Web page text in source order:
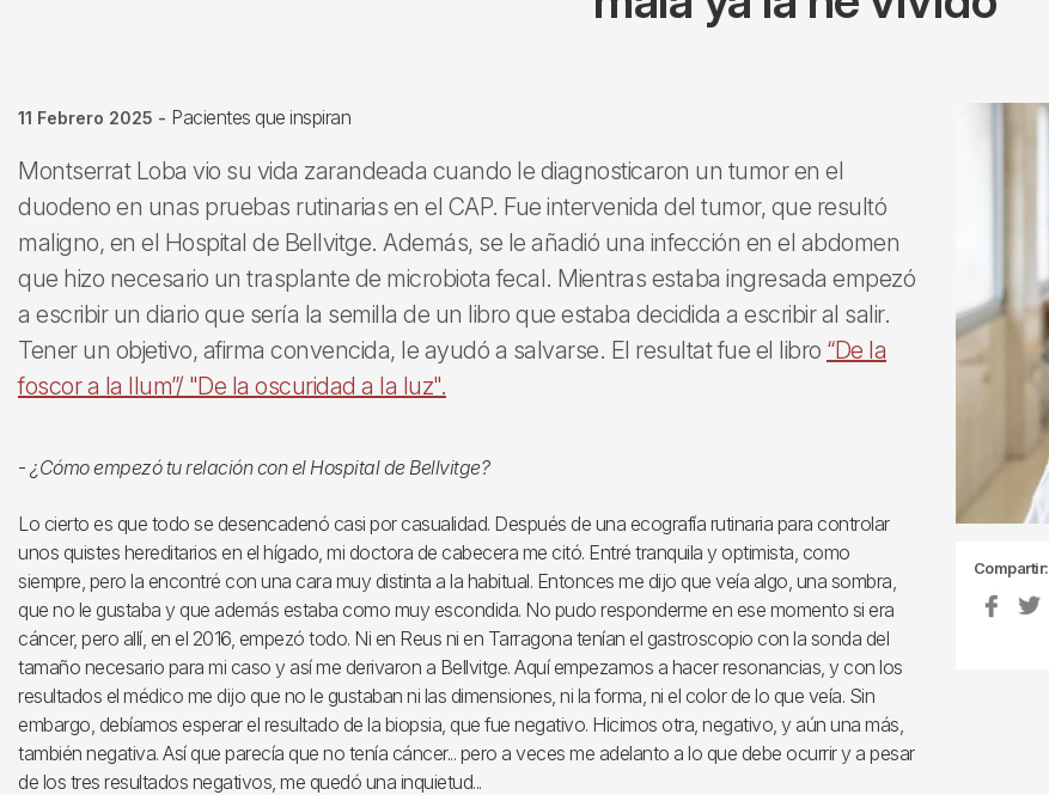
11 Febrero 2025 - Pacientes que inspiran
Montserrat Loba vio su vida zarandeada cuando le diagnosticaron un tumor en el
duodeno en unas pruebas rutinarias en el CAP. Fue intervenida del tumor, que resultó
maligno, en el Hospital de Bellvitge. Además, se le añadió una infección en el abdomen
que hizo necesario un trasplante de microbiota fecal. Mientras estaba ingresada empezó
a escribir un diario que sería la semilla de un libro que estaba decidida a escribir al salir.
Tener un objetivo, afirma convencida, le ayudó a salvarse. El resultat fue el libro “De la
foscor a la llum”/ "De la oscuridad a la luz".
- ¿Cómo empezó tu relación con el Hospital de Bellvitge?
Lo cierto es que todo se desencadenó casi por casualidad. Después de una ecografía rutinaria para controlar
unos quistes hereditarios en el hígado, mi doctora de cabecera me citó. Entré tranquila y optimista, como
siempre, pero la encontré con una cara muy distinta a la habitual. Entonces me dijo que veía algo, una sombra,
que no le gustaba y que además estaba como muy escondida. No pudo responderme en ese momento si era
cáncer, pero allí, en el 2016, empezó todo. Ni en Reus ni en Tarragona tenían el gastroscopio con la sonda del
tamaño necesario para mi caso y así me derivaron a Bellvitge. Aquí empezamos a hacer resonancias, y con los
resultados el médico me dijo que no le gustaban ni las dimensiones, ni la forma, ni el color de lo que veía. Sin
embargo, debíamos esperar el resultado de la biopsia, que fue negativo. Hicimos otra, negativo, y aún una más,
también negativa. Así que parecía que no tenía cáncer... pero a veces me adelanto a lo que debe ocurrir y a pesar
de los tres resultados negativos, me quedó una inquietud...
Compartir: